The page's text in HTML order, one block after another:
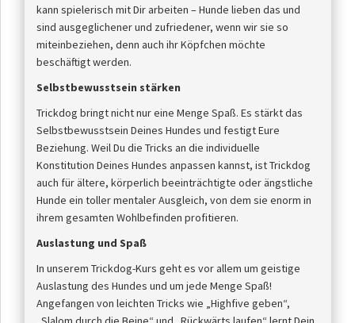
kann spielerisch mit Dir arbeiten – Hunde lieben das und
sind ausgeglichener und zufriedener, wenn wir sie so
miteinbeziehen, denn auch ihr Köpfchen möchte
beschäftigt werden.
Selbstbewusstsein stärken
Trickdog bringt nicht nur eine Menge Spaß. Es stärkt das
Selbstbewusstsein Deines Hundes und festigt Eure
Beziehung. Weil Du die Tricks an die individuelle
Konstitution Deines Hundes anpassen kannst, ist Trickdog
auch für ältere, körperlich beeinträchtigte oder ängstliche
Hunde ein toller mentaler Ausgleich, von dem sie enorm in
ihrem gesamten Wohlbefinden profitieren.
Auslastung und Spaß
In unserem Trickdog-Kurs geht es vor allem um geistige
Auslastung des Hundes und um jede Menge Spaß!
Angefangen von leichten Tricks wie „Highfive geben“,